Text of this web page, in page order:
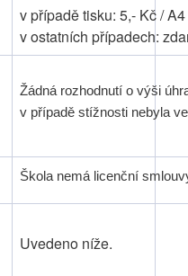
v případě tisku: 5,- Kč / A4
v ostatních případech:
Žádná rozhodnutí o výši
v případě stížnosti nebyla
Škola nemá licenční
Uvedeno níže.